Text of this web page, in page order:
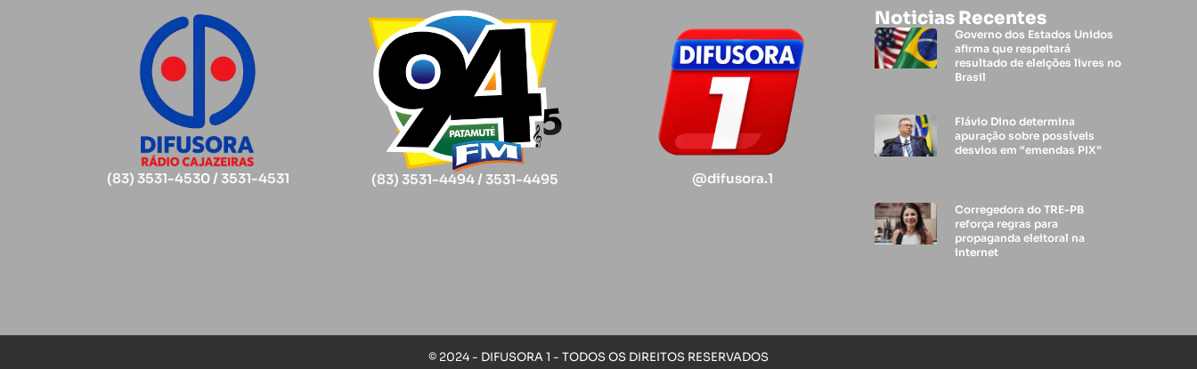
(83) 3531-4530 / 3531-4531 (83) 3531-4494 / 3531-4495 @difusora.1
Noticias Recentes
Governo dos Estados Unidos
afirma que respeitará
resultado de eleições livres no
Brasil
Flávio Dino determina
apuração sobre possíveis
desvios em “emendas PIX”
Corregedora do TRE-PB
reforça regras para
propaganda eleitoral na
internet
© 2024 - DIFUSORA 1 - TODOS OS DIREITOS RESERVADOS